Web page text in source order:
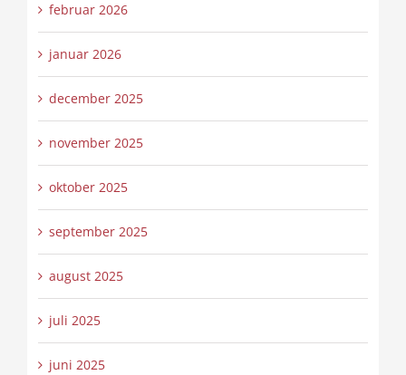
februar 2026
januar 2026
december 2025
november 2025
oktober 2025
september 2025
august 2025
juli 2025
juni 2025